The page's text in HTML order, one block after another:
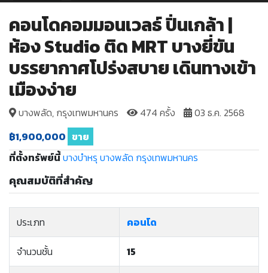
คอนโดคอมมอนเวลธ์ ปิ่นเกล้า |
ห้อง Studio ติด MRT บางยี่ขัน
บรรยากาศโปร่งสบาย เดินทางเข้า
เมืองง่าย
บางพลัด, กรุงเทพมหานคร 474 ครั้ง
03 ธ.ค. 2568
฿1,900,000 ขาย
ที่ตั้งทรัพย์นี้บางบำหรุ บางพลัด กรุงเทพมหานคร
คุณสมบัติที่สำคัญ
ประเภท คอนโด
จำนวนชั้น 15